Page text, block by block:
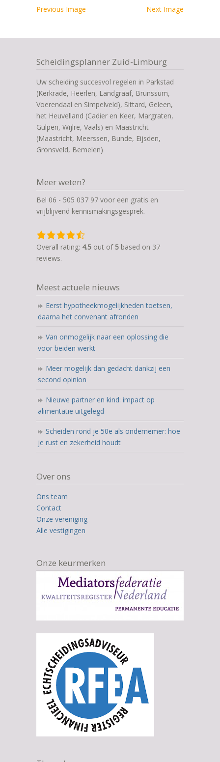
Previous Image Next Image
Scheidingsplanner Zuid-Limburg
Uw scheiding succesvol regelen in Parkstad
(Kerkrade, Heerlen, Landgraaf, Brunssum,
Voerendaal en Simpelveld), Sittard, Geleen,
het Heuvelland (Cadier en Keer, Margraten,
Gulpen, Wijlre, Vaals) en Maastricht
(Maastricht, Meerssen, Bunde, Eijsden,
Gronsveld, Bemelen)
Meer weten?
Bel 06 - 505 037 97 voor een gratis en
vrijblijvend kennismakingsgesprek.
4,5
rating
based
ratings
Overall rating: 4.5 out of 5 based on 37
reviews.
Meest actuele nieuws
Eerst hypotheekmogelijkheden toetsen,
daarna het convenant afronden
Van onmogelijk naar een oplossing die
voor beiden werkt
Meer mogelijk dan gedacht dankzij een
second opinion
Nieuwe partner en kind: impact op
alimentatie uitgelegd
Scheiden rond je 50e als ondernemer: hoe
je rust en zekerheid houdt
Over ons
Ons team
Contact
Onze vereniging
Alle vestigingen
Onze keurmerken